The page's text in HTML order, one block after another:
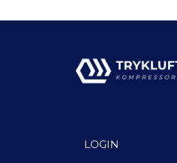
LOGIN